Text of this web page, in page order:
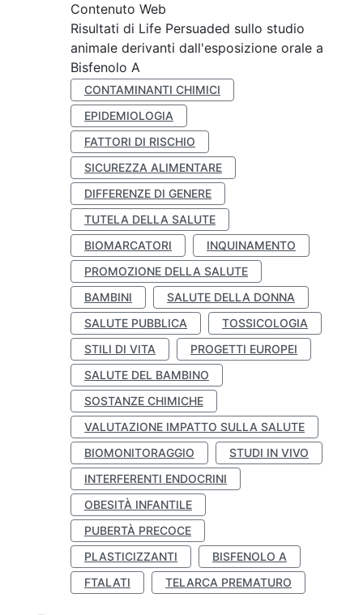
Contenuto Web
Risultati di Life Persuaded sullo studio
animale derivanti dall'esposizione orale a
Bisfenolo A
CONTAMINANTI CHIMICI
EPIDEMIOLOGIA
FATTORI DI RISCHIO
SICUREZZA ALIMENTARE
DIFFERENZE DI GENERE
TUTELA DELLA SALUTE
BIOMARCATORI
INQUINAMENTO
PROMOZIONE DELLA SALUTE
BAMBINI
SALUTE DELLA DONNA
SALUTE PUBBLICA
TOSSICOLOGIA
STILI DI VITA
PROGETTI EUROPEI
SALUTE DEL BAMBINO
SOSTANZE CHIMICHE
VALUTAZIONE IMPATTO SULLA SALUTE
BIOMONITORAGGIO
STUDI IN VIVO
INTERFERENTI ENDOCRINI
OBESITÀ INFANTILE
PUBERTÀ PRECOCE
PLASTICIZZANTI
BISFENOLO A
FTALATI
TELARCA PREMATURO